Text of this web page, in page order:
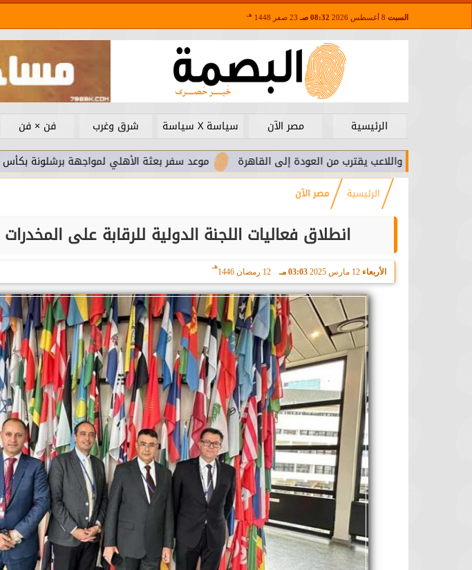
السبت 08:32 صـ 23 صفر 1448 هـ
الرئيسية مصر الآن سياسة X سياسة شرق وغرب فن × فن
موعد سفر بعثة الأهلي لمواجهة برشلونة بكأس خوان جامبر واللاعب يقترب من العودة إلى القاهرة
الرئيسية مصر الآن
انطلاق فعاليات اللجنة الدولية للرقابة على المخدرات
الأربعاء 12 مارس 2025 03:03 مـ 12 رمضان 1446
هـ